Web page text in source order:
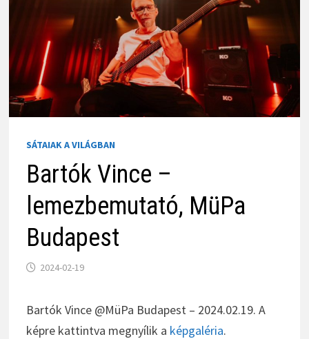
SÁTAIAK A VILÁGBAN
Bartók Vince –
lemezbemutató, MüPa
Budapest
2024-02-19
Bartók Vince @MüPa Budapest – 2024.02.19. A
képre kattintva megnyílik a képgaléria.